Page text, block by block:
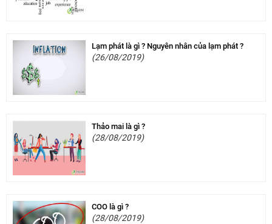
Lạm phát là gì ? Nguyên nhân của lạm phát ?
(26/08/2019)
Thảo mai là gì ?
(28/08/2019)
COO là gì ?
(28/08/2019)